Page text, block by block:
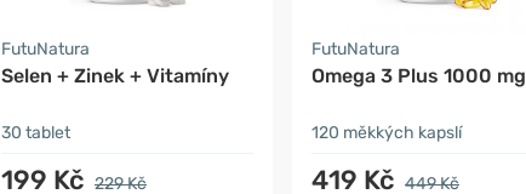
FutuNatura
Selen + Zinek + Vitamíny
30 tablet
199 Kč 229 Kč
FutuNatura
Omega 3 Plus 1000 mg
120 měkkých kapslí
419 Kč 449 Kč